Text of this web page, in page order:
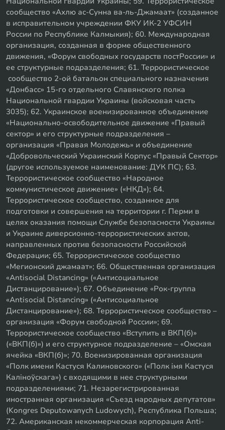
сообщество «Ахлю ас-Сунна ва-ль-Джамаат» (созданное
в исправительном учреждении ФКУ ИК-2 УФСИН
России по Республике Калмыкия); 60. Международная
организация, созданная в форме общественного
движения, «Форум свободных государств постРоссии» и
ее структурные подразделения; 61. Террористическое
сообщество 2-ой батальон специального назначения
«Донбасс» 15-го отдельного Славянского полка
Национальной гвардии Украины (войсковая часть
3035); 62. Украинское военизированное объединение
«Национально-освободительное движение «Правый
сектор» и его структурные подразделения –
организация «Правая Молодежь» и объединение
«Добровольческий Украинский Корпус «Правый Сектор»
(другое используемое наименование: ДУК ПС); 63.
Террористическое сообщество «Народное
коммунистическое движение» («НКД»); 64.
Террористическое сообщество, созданное для
подготовки и совершения на территории г. Перми в
целях оказания помощи Службе безопасности Украины
и Украине диверсионно-террористических актов,
направленных против безопасности Российской
Федерации; 65. Террористическое сообщество
«Мегионский джамаат»; 66. Общественная организация
«Antisocial Distancing» («Антисоциальное
Дистанцирование»); 67. Объединение «Рок-группа
«Antisocial Distancing» («Антисоциальное
Дистанцирование»); 68. Террористическое сообщество –
организация «Форум свободной России»; 69.
Террористическое сообщество «Вступить в ВКП(б)»
(«ВКП(б)») и его структурное подразделение – «Омская
ячейка «ВКП(б)»; 70. Военизированная организация
«Полк имени Кастуся Калиновского» («Полк iмя Кастуся
Калiноўскага») с входящими в нее структурными
подразделениями; 71. Незарегистрированная
иностранная организация «Съезд народных депутатов»
(Kongres Deputowanych Ludowych), Республика Польша;
72. Американская некоммерческая корпорация Anti-